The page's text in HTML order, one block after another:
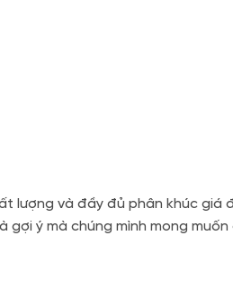
và đầy đủ phân khúc giá
gợi ý mà chúng mình mong